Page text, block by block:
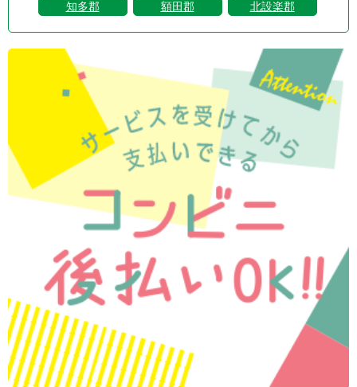
知多郡
額田郡 北設楽郡